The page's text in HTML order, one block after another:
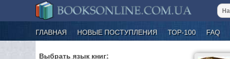
ГЛАВНАЯ НОВЫЕ ПОСТУПЛЕНИЯ ТОР-100 FAQ
Выбрать язык книг: